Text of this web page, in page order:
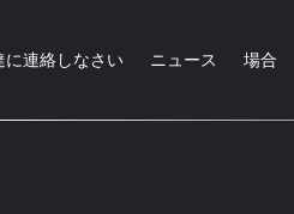
に連絡しなさい ニュース 場合